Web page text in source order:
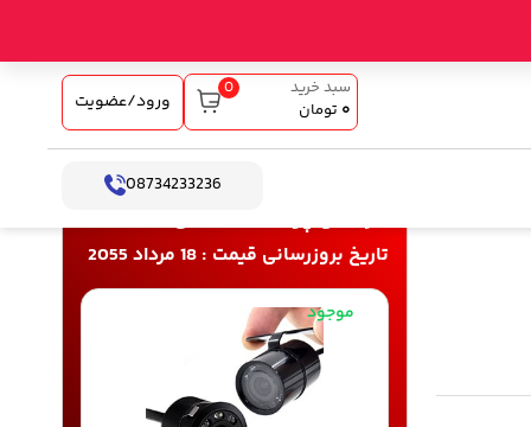
0
۰ تومان
سبد خرید
ورود/عضویت
08734233236
تاریخ بروزرسانی قیمت : 18 مرداد 2055
موجود